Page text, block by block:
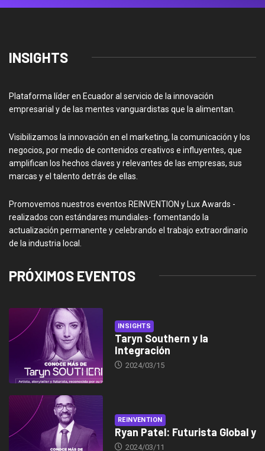
INSIGHTS
Plataforma líder en Ecuador al servicio de la innovación
empresarial y de las mentes vanguardistas que la alimentan.
Visibilizamos la innovación en el marketing, la comunicación y los
negocios, por medio de contenidos creativos e influyentes, que
amplifican los hechos claves y relevantes de las empresas, sus
marcas y el talento detrás de ellas.
Promovemos nuestros eventos REINVENTION y Lux Awards -
realizados con estándares mundiales- fomentando la
actualización permanente y celebrando el trabajo extraordinario
de la industria local.
PRÓXIMOS EVENTOS
INSIGHTS
Taryn Southern y la
Integración
2024/03/15
REINVENTION
Ryan Patel: Futurista Global y
2024/03/11